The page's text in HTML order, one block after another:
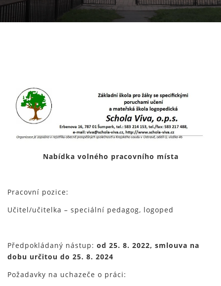
Nabídka volného pracovního místa
Pracovní pozice:
Učitel/učitelka – speciální pedagog, logoped
Předpokládaný nástup: od 25. 8. 2022, smlouva na
dobu určitou do 25. 8. 2024
Požadavky na uchazeče o práci: